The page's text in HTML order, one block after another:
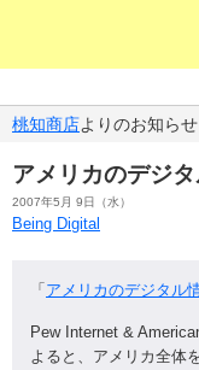
桃知商店よりのお知らせ
アメリカのデジ
2007年5月 9日（水）
Being Digital
「 アメリカのデジタル
Pew Internet &
よると、アメリカ全体